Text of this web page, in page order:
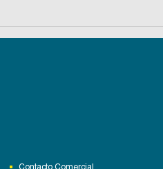
Contacto Comercial